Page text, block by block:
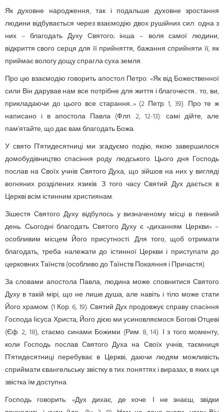
Як духовне народження, так і подальше духовне зростання
людини відбувається через взаємодію двох рушійних сил: одна з
них – благодать Духу Святого; інша – воля самої людини,
відкриття свого серця для її прийняття, бажання сприйняти її, як
приймає вологу дощу спрагла суха земля.
Про цю взаємодію говорить апостол Петро: «Як від Божественної
сили Він дарував нам все потрібне для життя і благочестя... то, ви,
прикладаючи до цього все старання...» (2 Петр. 1, 39). Про те ж
написано і в апостола Павла (Флп. 2, 12-13): самі дійте, але
пам’ятайте, що дає вам благодать Божа.
У свято П’ятидесятниці ми згадуємо подію, якою завершилося
домобудівництво спасіння роду людського. Цього дня Господь
послав на Своїх учнів Святого Духа, що зійшов на них у вигляді
вогняних розділених язиків. З того часу Святий Дух дається в
Церкві всім істинним християнам.
Зішестя Святого Духу відбулось у визначеному місці в певний
день. Сьогодні благодать Святого Духу є «диханням Церкви» –
особливим місцем Його присутності. Для того, щоб отримати
благодать, треба належати до істинної Церкви і приступати до
церковних Таїнств (особливо до Таїнств Покаяння і Причастя).
За словами апостола Павла, людина може сповнитися Святого
Духу в такій мірі, що не лише душа, але навіть і тіло може стати
Його храмом. (1 Кор. 6, 19). Святий Дух продовжує справу спасіння
Господа Іісуса Христа, Його дією ми усиновляємося Богові Отцеві
(Єф. 2, 18), стаємо синами Божими (Рим. 8, 14). І з того моменту,
коли Господь послав Святого Духа на Своїх учнів, таємниця
П’ятидесятниці перебуває в Церкві, даючи людям можливість
сприймати євангельську звістку в тих поняттях і виразах, в яких ця
звістка їм доступна.
Господь говорить: «Дух дихає, де хоче. І не знаєш, звідки